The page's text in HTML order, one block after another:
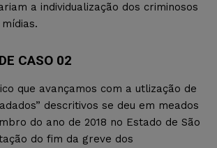
a individualização dos criminosos
CASO 02
que avançamos com a utlização de
descritivos se deu em meados
do ano de 2018 no Estado de São
do fim da greve dos